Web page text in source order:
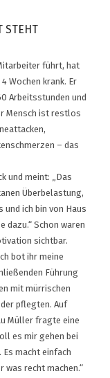
STEHT
führt, hat
Wochen krank. Er
Arbeitsstunden und
Mensch ist restlos
– das
und meint: „Das
Überbelastung,
und ich bin von Haus
dazu.“ Schon waren
sichtbar.
bot ihr meine
Führung
mit mürrischen
pflegten. Auf
Müller fragte eine
es mir gehen bei
Es macht einfach
was recht machen.“